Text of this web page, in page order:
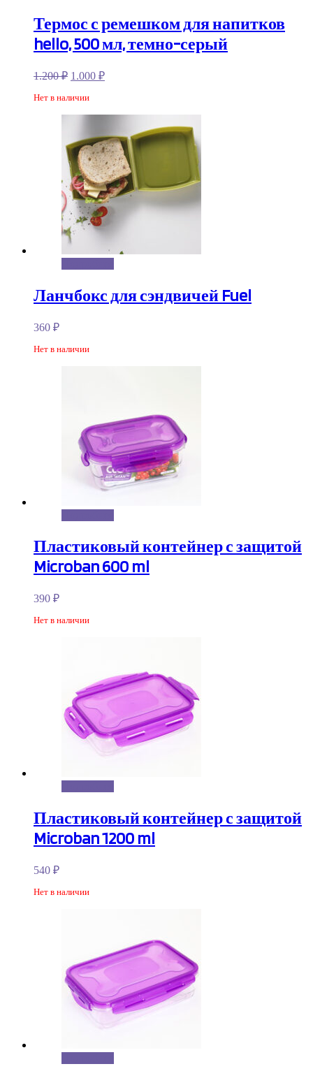
Термос с ремешком для напитков
hello, 500 мл, темно-серый
1.200₽ 1.000 ₽
Нет в наличии
Ланчбокс для сэндвичей Fuel
360 ₽
Нет в наличии
Пластиковый контейнер с защитой
Microban 600 ml
390 ₽
Нет в наличии
Пластиковый контейнер с защитой
Microban 1200 ml
540 ₽
Нет в наличии